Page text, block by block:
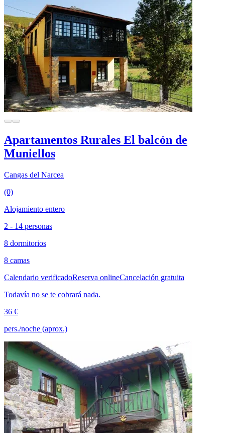
Apartamentos Rurales El balcón de
Muniellos
Cangas del Narcea
(0)
Alojamiento entero
2 - 14 personas
8 dormitorios
8 camas
Calendario verificadoReserva onlineCancelación gratuita
Todavía no se te cobrará nada.
36 €
pers./noche (aprox.)